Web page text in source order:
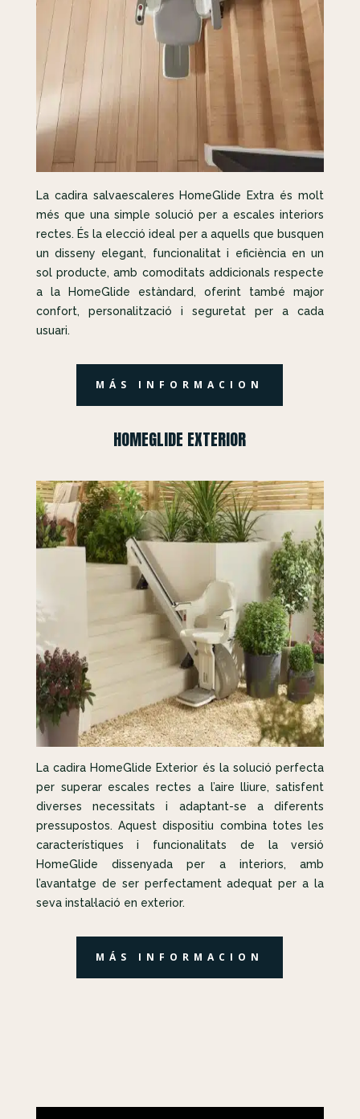
La cadira salvaescaleres HomeGlide Extra és molt
més que una simple solució per a escales interiors
rectes. És la elecció ideal per a aquells que busquen
un disseny elegant, funcionalitat i eficiència en un
sol producte, amb comoditats addicionals respecte
a la HomeGlide estàndard, oferint també major
confort, personalització i seguretat per a cada
usuari.
MÁS INFORMACION
HOMEGLIDE EXTERIOR
La cadira HomeGlide Exterior és la solució perfecta
per superar escales rectes a l’aire lliure, satisfent
diverses necessitats i adaptant-se a diferents
pressupostos. Aquest dispositiu combina totes les
característiques i funcionalitats de la versió
HomeGlide dissenyada per a interiors, amb
l’avantatge de ser perfectament adequat per a la
seva instal·lació en exterior.
MÁS INFORMACION